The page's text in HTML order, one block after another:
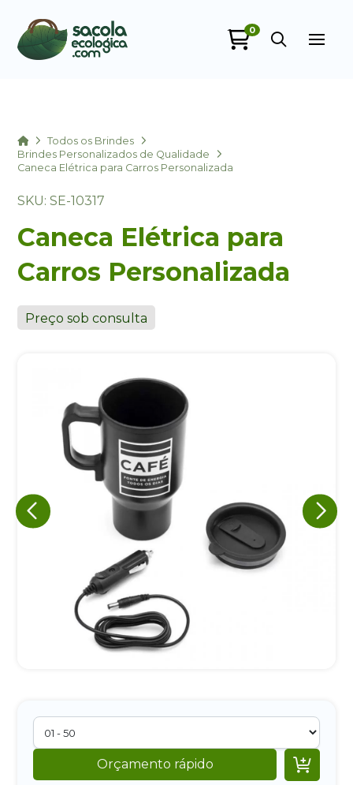
0
HomeTodos os Brindes
Brindes Personalizados de Qualidade
Caneca Elétrica para Carros Personalizada
SKU: SE-10317
Caneca Elétrica para
Carros Personalizada
Preço sob consulta
Orçamento rápido 
Eu concordo em receber comunicações.
A nossa empresa está comprometida a proteger e respeitar
sua privacidade, utilizaremos seus dados apenas para fins
de marketing. Você pode alterar suas preferências a
qualquer momento.
Iniciar conversa